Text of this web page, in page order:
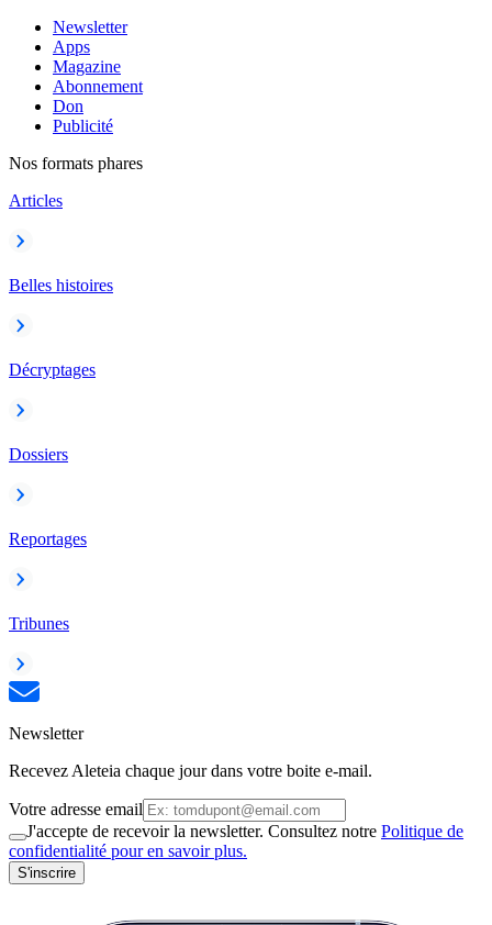
Newsletter
Apps
Magazine
Abonnement
Don
Publicité
Nos formats phares
Articles
Belles histoires
Décryptages
Dossiers
Reportages
Tribunes
Newsletter
Recevez Aleteia chaque jour dans votre boite e-mail.
Votre adresse email
J'accepte de recevoir la newsletter. Consultez notre Politique de
confidentialité pour en savoir plus.
S'inscrire